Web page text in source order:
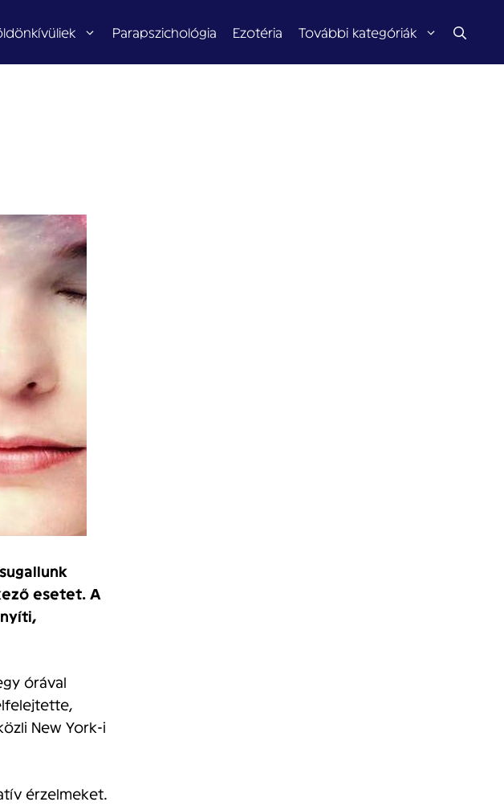
Parapszichológia Ezotéria További kategóriák
esetet. A
órával
New York-i
érzelmeket.